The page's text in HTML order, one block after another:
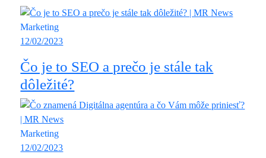
Marketing
12/02/2023
Čo je to SEO a prečo je stále tak
dôležité?
Marketing
12/02/2023